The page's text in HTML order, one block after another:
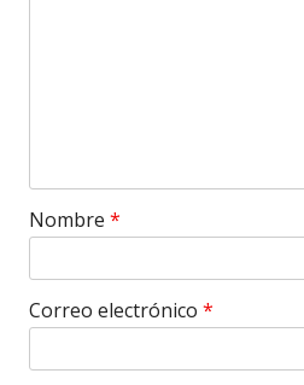
Nombre *
Correo electrónico *